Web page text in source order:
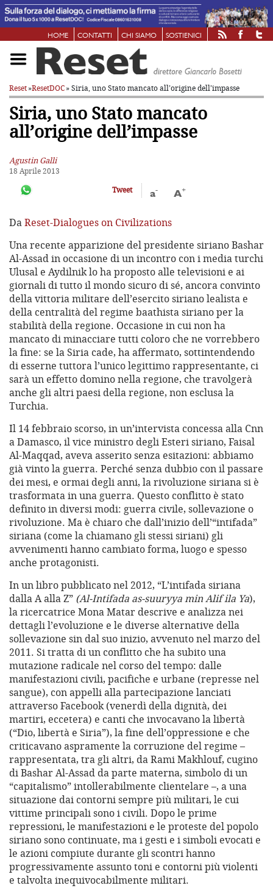
HOME CONTATTI CHI SIAMO SOSTIENICI
Reset»ResetDOC» Siria, uno Stato mancato all’origine dell’impasse
Siria, uno Stato mancato
all’origine dell’impasse
Agustin Galli
18 Aprile 2013
Tweet
a- A+
DaReset-Dialogues on Civilizations
Una recente apparizione del presidente siriano Bashar
Al-Assad in occasione di un incontro con i media turchi
Ulusal e Aydilnik lo ha proposto alle televisioni e ai
giornali di tutto il mondo sicuro di sé, ancora convinto
della vittoria militare dell’esercito siriano lealista e
della centralità del regime baathista siriano per la
stabilità della regione. Occasione in cui non ha
mancato di minacciare tutti coloro che ne vorrebbero
la fine: se la Siria cade, ha affermato, sottintendendo
di esserne tuttora l’unico legittimo rappresentante, ci
sarà un effetto domino nella regione, che travolgerà
anche gli altri paesi della regione, non esclusa la
Turchia.
Il 14 febbraio scorso, in un’intervista concessa alla Cnn
a Damasco, il vice ministro degli Esteri siriano, Faisal
Al-Maqqad, aveva asserito senza esitazioni: abbiamo
già vinto la guerra. Perché senza dubbio con il passare
dei mesi, e ormai degli anni, la rivoluzione siriana si è
trasformata in una guerra. Questo conflitto è stato
definito in diversi modi: guerra civile, sollevazione o
rivoluzione. Ma è chiaro che dall’inizio dell’“intifada”
siriana (come la chiamano gli stessi siriani) gli
avvenimenti hanno cambiato forma, luogo e spesso
anche protagonisti.
In un libro pubblicato nel 2012, “L’intifada siriana
dalla A alla Z” (Al-Intifada as-suuryya min Alif ila Ya),
la ricercatrice Mona Matar descrive e analizza nei
dettagli l’evoluzione e le diverse alternative della
sollevazione sin dal suo inizio, avvenuto nel marzo del
2011. Si tratta di un conflitto che ha subito una
mutazione radicale nel corso del tempo: dalle
manifestazioni civili, pacifiche e urbane (represse nel
sangue), con appelli alla partecipazione lanciati
attraverso Facebook (venerdì della dignità, dei
martiri, eccetera) e canti che invocavano la libertà
(“Dio, libertà e Siria”), la fine dell’oppressione e che
criticavano aspramente la corruzione del regime –
rappresentata, tra gli altri, da Rami Makhlouf, cugino
di Bashar Al-Assad da parte materna, simbolo di un
“capitalismo” intollerabilmente clientelare –, a una
situazione dai contorni sempre più militari, le cui
vittime principali sono i civili. Dopo le prime
repressioni, le manifestazioni e le proteste del popolo
siriano sono continuate, ma i gesti e i simboli evocati e
le azioni compiute durante gli scontri hanno
progressivamente assunto toni e contorni più violenti
e talvolta inequivocabilmente militari.